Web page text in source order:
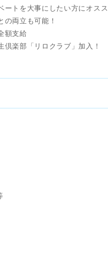
ートを大事にしたい方にオス
両立も可能！
額支給
楽部「リロクラブ」加入！